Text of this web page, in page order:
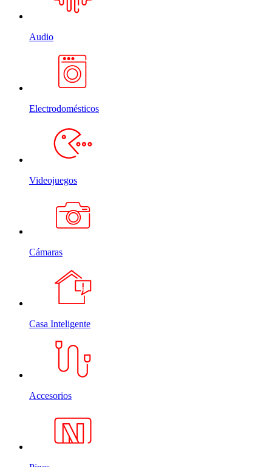
Audio
Electrodomésticos
Videojuegos
Cámaras
Casa Inteligente
Accesorios